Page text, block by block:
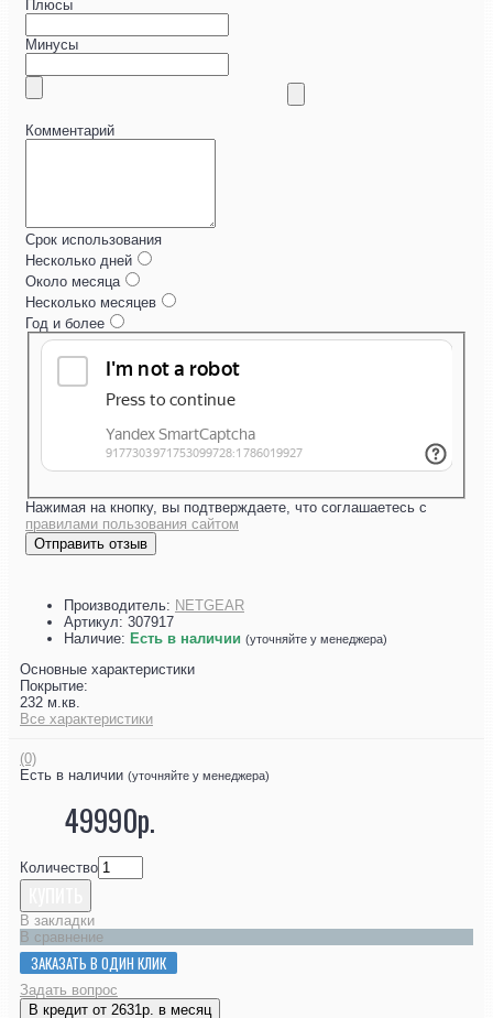
Плюсы
Минусы
Комментарий
Срок использования
Несколько дней
Около месяца
Несколько месяцев
Год и более
Нажимая на кнопку, вы подтверждаете, что соглашаетесь с
правилами пользования сайтом
Отправить отзыв
Производитель: NETGEAR
Артикул: 307917
Наличие: Есть в наличии (уточняйте у менеджера)
Основные характеристики
Покрытие:
232 м.кв.
Все характеристики
(0)
Есть в наличии (уточняйте у менеджера)
49990р.
Количество
В закладки
В сравнение
ЗАКАЗАТЬ В ОДИН КЛИК
Задать вопрос
В кредит от 2631р. в месяц